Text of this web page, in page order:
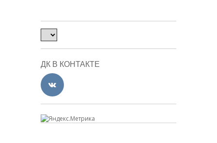
ДК В КОНТАКТЕ